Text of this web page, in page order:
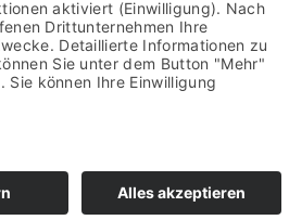
der Verlegung von runden,
sollten Sie eine weitaus
Viele unserer Fliesenleger
deshalb die Verarbeitung mit
( die scharfen Kanten der
gerundet )